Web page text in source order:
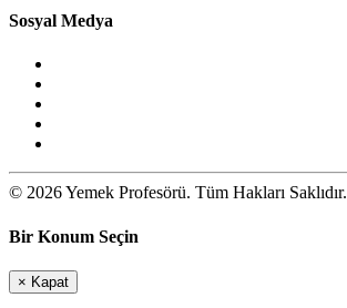
Sosyal Medya
© 2026 Yemek Profesörü. Tüm Hakları Saklıdır.
Bir Konum Seçin
× Kapat